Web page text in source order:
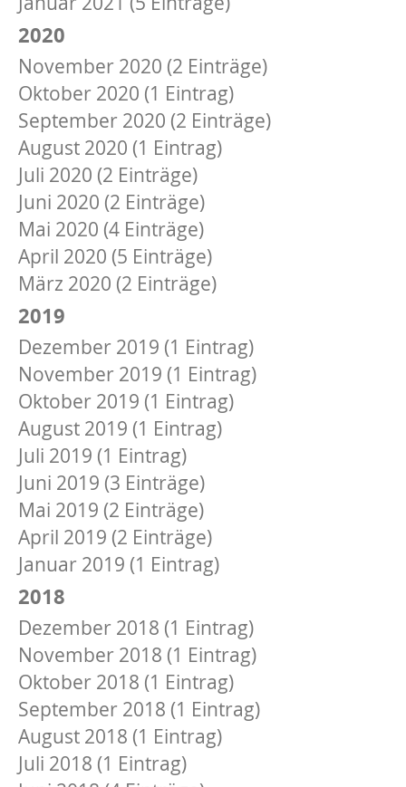
2020
November 2020 (2 Einträge)
Oktober 2020 (1 Eintrag)
September 2020 (2 Einträge)
August 2020 (1 Eintrag)
Juli 2020 (2 Einträge)
Juni 2020 (2 Einträge)
Mai 2020 (4 Einträge)
April 2020 (5 Einträge)
März 2020 (2 Einträge)
2019
Dezember 2019 (1 Eintrag)
November 2019 (1 Eintrag)
Oktober 2019 (1 Eintrag)
August 2019 (1 Eintrag)
Juli 2019 (1 Eintrag)
Juni 2019 (3 Einträge)
Mai 2019 (2 Einträge)
April 2019 (2 Einträge)
Januar 2019 (1 Eintrag)
2018
Dezember 2018 (1 Eintrag)
November 2018 (1 Eintrag)
Oktober 2018 (1 Eintrag)
September 2018 (1 Eintrag)
August 2018 (1 Eintrag)
Juli 2018 (1 Eintrag)